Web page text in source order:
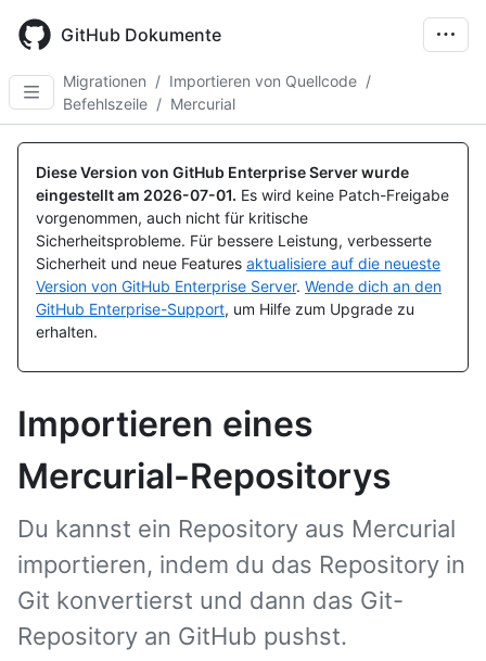
main
content
GitHub Dokumente
Migrationen / Importieren von Quellcode /
Befehlszeile / Mercurial
Diese Version von GitHub Enterprise Server wurde
eingestellt am 2026-07-01. Es wird keine Patch-Freigabe
vorgenommen, auch nicht für kritische
Sicherheitsprobleme. Für bessere Leistung, verbesserte
Sicherheit und neue Features aktualisiere auf die neueste
Version von GitHub Enterprise Server. Wende dich an den
GitHub Enterprise-Support, um Hilfe zum Upgrade zu
erhalten.
Importieren eines
Mercurial-Repositorys
Du kannst ein Repository aus Mercurial
importieren, indem du das Repository in
Git konvertierst und dann das Git-
Repository an GitHub pushst.